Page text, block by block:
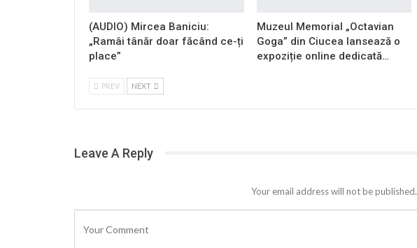
(AUDIO) Mircea Baniciu:
„Ramâi tânăr doar făcând ce-ți
place”
Muzeul Memorial „Octavian
Goga” din Ciucea lansează o
expoziție online dedicată…
PREV NEXT
Leave A Reply
Your email address will not be published.